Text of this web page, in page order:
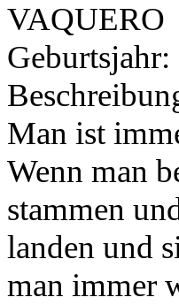
VAQUERO
Geburtsjahr:
Man ist
Wenn man
stammen
landen und
man immer